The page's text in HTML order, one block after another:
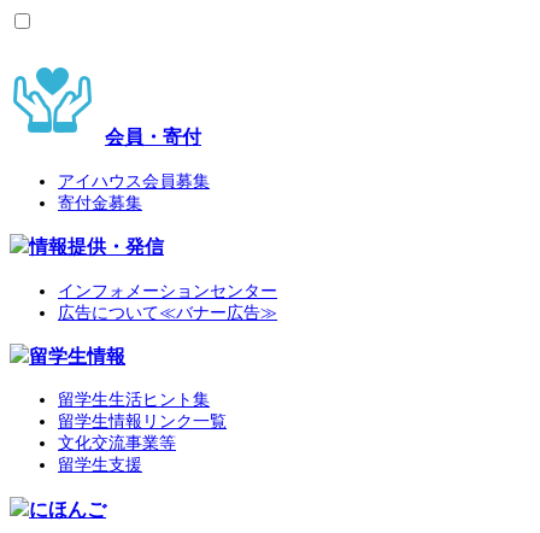
会員・寄付
アイハウス会員募集
寄付金募集
情報提供・発信
インフォメーションセンター
広告について≪バナー広告≫
留学生情報
留学生生活ヒント集
留学生情報リンク一覧
文化交流事業等
留学生支援
にほんご